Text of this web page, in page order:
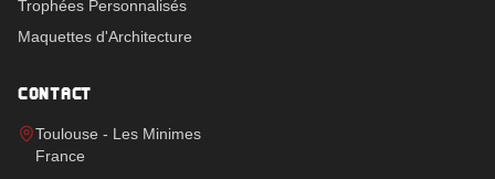
Trophées Personnalisés
Maquettes d'Architecture
CONTACT
Toulouse - Les Minimes
France